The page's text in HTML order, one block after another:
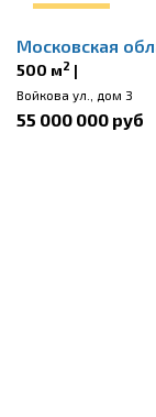
Московская
500 м2 |
Войкова ул., дом 3
55 000 000 руб